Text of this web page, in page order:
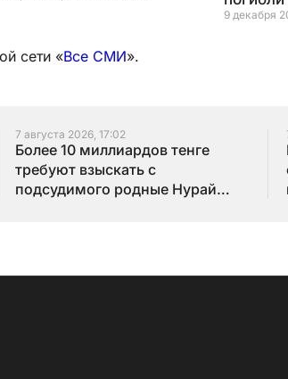
9 декабря
сети «Все СМИ».
7 августа 2026, 17:02
Более 10 миллиардов тенге
требуют взыскать с
подсудимого родные Нурай